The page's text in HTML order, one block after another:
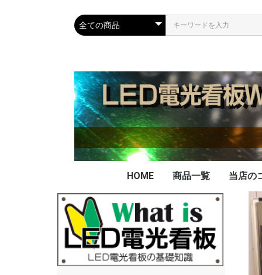
HOME 商品一覧 当店の
当店
看板
デー
デー
不要
LED
PAD
FAX